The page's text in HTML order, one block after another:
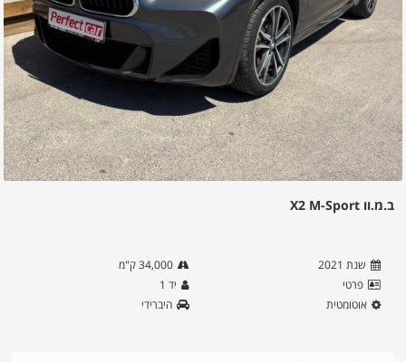
ב.מ.וו X2 M-Sport
שנת 34,000ק"מ
פרטי
יד
אוטומטית
היברידי